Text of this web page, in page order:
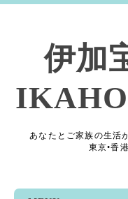
伊加
あなたとご家族の生活
東京•香